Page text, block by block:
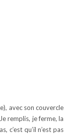
avec son couvercle
remplis, je ferme, la
c’est qu’il n’est pas